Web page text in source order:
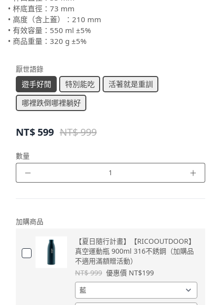
• 杯底直徑：73 mm
• 高度（含上蓋）：210 mm
• 有效容量：550 ml ±5%
• 商品重量：320 g ±5%
厭世語錄
遊手好閒 特別能吃
活著就是重訓
哪裡跌倒哪裡躺好
NT$ 599 NT$ 999
數量
－ ＋
加購商品
【夏日隨行計畫】【RICOOUTDOOR】
真空運動瓶 900ml 316不銹鋼（加購品
不適用滿額贈活動）
NT$ 999 優惠價 NT$199